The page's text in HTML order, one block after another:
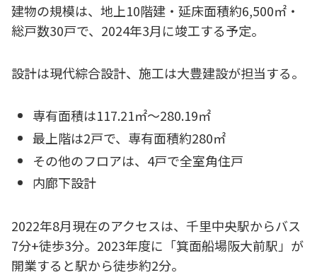
建物の規模は、地上10階建・延床面積約6,500㎡・
総戸数30戸で、2024年3月に竣工する予定。
設計は現代綜合設計、施工は大豊建設が担当する。
専有面積は117.21㎡～280.19㎡
最上階は2戸で、専有面積約280㎡
その他のフロアは、4戸で全室角住戸
内廊下設計
2022年8月現在のアクセスは、千里中央駅からバス
7分+徒歩3分。2023年度に「箕面船場阪大前駅」が
開業すると駅から徒歩約2分。